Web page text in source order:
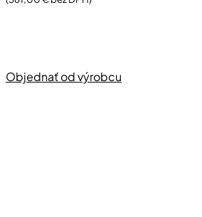
Objednať od výrobcu